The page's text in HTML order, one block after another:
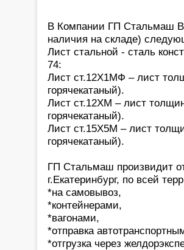
В Компании ГП Стальмаш
наличия на складе)
Лист стальной - сталь
74:
Лист ст.12Х1МФ – лист
горячекатаный).
Лист ст.12ХМ – лист
горячекатаный).
Лист ст.15Х5М – лист
горячекатаный).
ГП Стальмаш произвидит
г.Екатеринбург, по всей
*на самовывоз,
*контейнерами,
*вагонами,
*отправка
*отгрузка через